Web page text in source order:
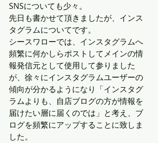
SNSについても少々。
先日も書かせて頂きましたが、インス
タグラムについてです。
シースワローでは、インスタグラムへ
頻繁に何かしらポストしてメインの情
報発信元として使用して参りました
が、徐々にインスタグラムユーザーの
傾向が分かるようになり「インスタグ
ラムよりも、自店ブログの方が情報を
届けたい層に届くのでは」と考え、ブ
ログを頻繁にアップすることに致しま
した。